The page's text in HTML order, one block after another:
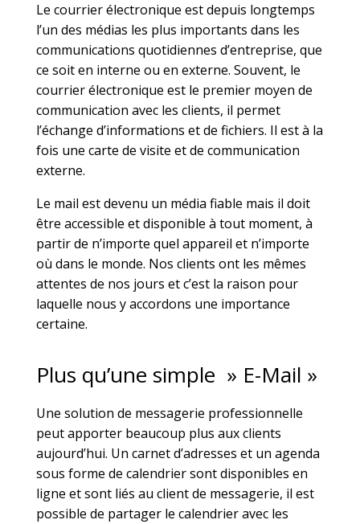
Le courrier électronique est depuis longtemps
l’un des médias les plus importants dans les
communications quotidiennes d’entreprise, que
ce soit en interne ou en externe. Souvent, le
courrier électronique est le premier moyen de
communication avec les clients, il permet
l’échange d’informations et de fichiers. Il est à la
fois une carte de visite et de communication
externe.
Le mail est devenu un média fiable mais il doit
être accessible et disponible à tout moment, à
partir de n’importe quel appareil et n’importe
où dans le monde. Nos clients ont les mêmes
attentes de nos jours et c’est la raison pour
laquelle nous y accordons une importance
certaine.
Plus qu’une simple » E-Mail »
Une solution de messagerie professionnelle
peut apporter beaucoup plus aux clients
aujourd’hui. Un carnet d’adresses et un agenda
sous forme de calendrier sont disponibles en
ligne et sont liés au client de messagerie, il est
possible de partager le calendrier avec les